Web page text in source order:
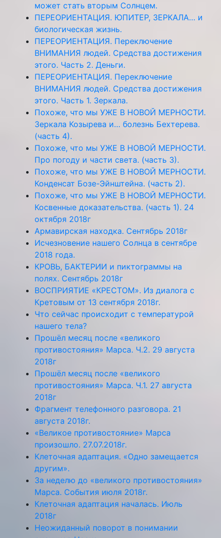
может стать вторым Солнцем.
ПЕРЕОРИЕНТАЦИЯ. ЮПИТЕР, ЗЕРКАЛА… и
биологическая жизнь.
ПЕРЕОРИЕНТАЦИЯ. Переключение
ВНИМАНИЯ людей. Средства достижения
этого. Часть 2. Деньги.
ПЕРЕОРИЕНТАЦИЯ. Переключение
ВНИМАНИЯ людей. Средства достижения
этого. Часть 1. Зеркала.
Похоже, что мы УЖЕ В НОВОЙ МЕРНОСТИ.
Зеркала Козырева и… болезнь Бехтерева.
(часть 4).
Похоже, что мы УЖЕ В НОВОЙ МЕРНОСТИ.
Про погоду и части света. (часть 3).
Похоже, что мы УЖЕ В НОВОЙ МЕРНОСТИ.
Конденсат Бозе-Эйнштейна. (часть 2).
Похоже, что мы УЖЕ В НОВОЙ МЕРНОСТИ.
Косвенные доказательства. (часть 1). 24
октября 2018г
Армавирская находка. Сентябрь 2018г
Исчезновение нашего Солнца в сентябре
2018 года.
КРОВЬ, БАКТЕРИИ и пиктограммы на
полях. Сентябрь 2018г
ВОСПРИЯТИЕ «КРЕСТОМ». Из диалога с
Кретовым от 13 сентября 2018г.
Что сейчас происходит с температурой
нашего тела?
Прошёл месяц после «великого
противостояния» Марса. Ч.2. 29 августа
2018г
Прошёл месяц после «великого
противостояния» Марса. Ч.1. 27 августа
2018г
Фрагмент телефонного разговора. 21
августа 2018г.
«Великое противостояние» Марса
произошло. 27.07.2018г.
Клеточная адаптация. «Одно замещается
другим».
За неделю до «великого противостояния»
Марса. События июля 2018г.
Клеточная адаптация началась. Июль
2018г
Неожиданный поворот в понимании